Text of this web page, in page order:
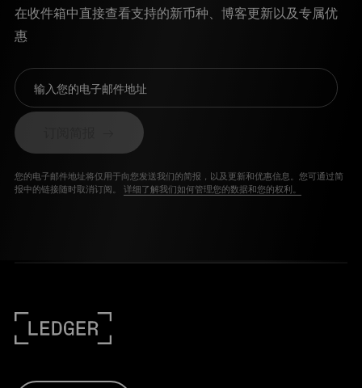
在收件箱中直接查看支持的新币种、博客更新以及专属优
惠
输入您的电子邮件地址
您的电子邮件地址将仅用于向您发送我们的简报，以及更新和优惠信息。您可通过简
报中的链接随时取消订阅。 详细了解我们如何管理您的数据和您的权利。